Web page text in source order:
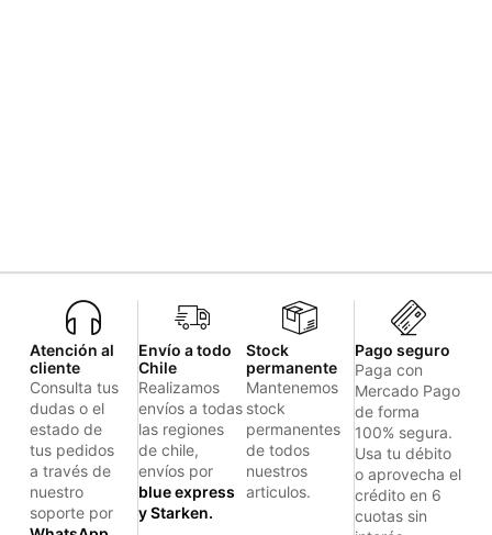
Atención al
cliente
Consulta tus
dudas o el
estado de
tus pedidos
a través de
nuestro
soporte por
Envío a todo
Chile
Realizamos
envíos a todas
las regiones
de chile,
envíos por
blue express
y Starken.
Stock
permanente
Mantenemos
stock
permanentes
de todos
nuestros
articulos.
Pago seguro
Paga con
Mercado Pago
de forma
100% segura.
Usa tu débito
o aprovecha el
crédito en 6
cuotas sin